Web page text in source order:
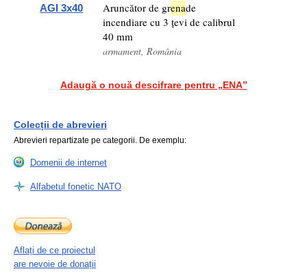
AGI 3x40 Aruncător de grenade
incendiare cu 3 țevi de calibrul
40 mm
armament, România
Adaugă o nouă descifrare pentru „ENA”
Colecții de abrevieri
Abrevieri repartizate pe categorii. De exemplu:
Domenii de internet
Alfabetul fonetic NATO
Aflați de ce proiectul
are nevoie de donații